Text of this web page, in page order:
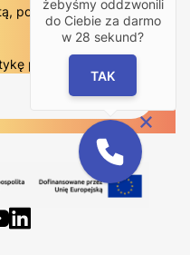
poradami i
prywatności.
żebyśmy oddzwonili
do Ciebie za darmo
w 28 sekund?
TAK